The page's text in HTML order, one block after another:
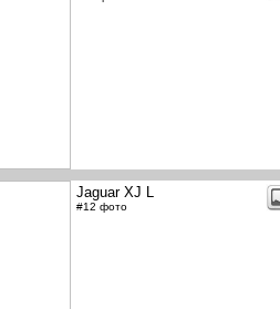
Jaguar XJ L
#12 фото